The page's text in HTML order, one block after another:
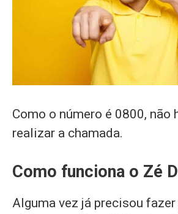
Como o número é 0800, não
realizar a chamada.
Como funciona o Zé
Alguma vez já precisou